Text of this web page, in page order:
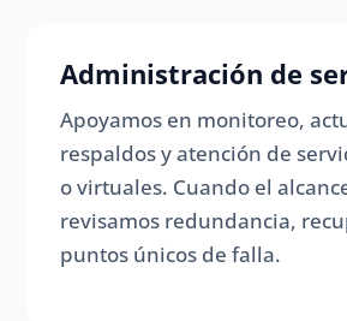
Administración de
Apoyamos en monitoreo,
respaldos y atención de
o virtuales. Cuando el
revisamos redundancia,
puntos únicos de falla.